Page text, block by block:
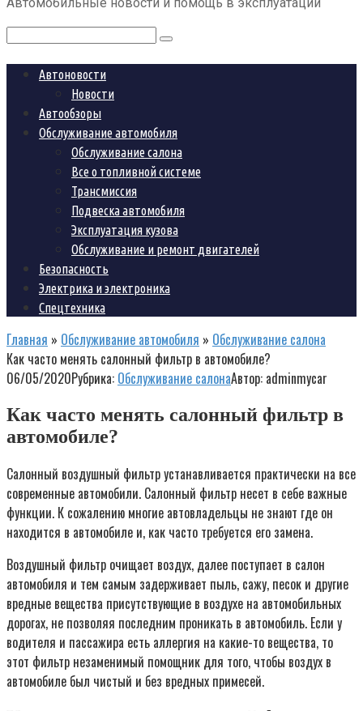
Поиск:
Автоновости
Новости
Автообзоры
Обслуживание автомобиля
Обслуживание салона
Все о топливной системе
Трансмиссия
Подвеска автомобиля
Эксплуатация кузова
Обслуживание и ремонт двигателей
Безопасность
Электрика и электроника
Спецтехника
Главная » Обслуживание автомобиля » Обслуживание салона
Как часто менять салонный фильтр в автомобиле?
06/05/2020Рубрика: Обслуживание салонаАвтор: adminmycar
Как часто менять салонный фильтр в
автомобиле?
Салонный воздушный фильтр устанавливается практически на все
современные автомобили. Салонный фильтр несет в себе важные
функции. К сожалению многие автовладельцы не знают где он
находится в автомобиле и, как часто требуется его замена.
Воздушный фильтр очищает воздух, далее поступает в салон
автомобиля и тем самым задерживает пыль, сажу, песок и другие
вредные вещества присутствующие в воздухе на автомобильных
дорогах, не позволяя последним проникать в автомобиль. Если у
водителя и пассажира есть аллергия на какие-то вещества, то
этот фильтр незаменимый помощник для того, чтобы воздух в
автомобиле был чистый и без вредных примесей.